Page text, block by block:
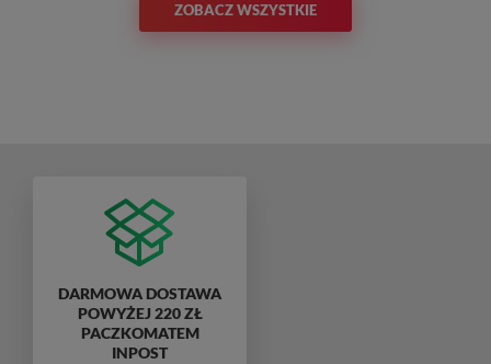
ZOBACZ WSZYSTKIE
DARMOWA DOSTAWA
POWYŻEJ 220 ZŁ
PACZKOMATEM
INPOST